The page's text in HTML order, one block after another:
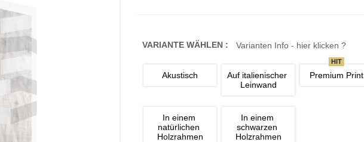
VARIANTE WÄHLEN : Varianten Info - hier klicken ?
Akustisch
Auf italienischer
Leinwand
Premium Print
HIT
In einem
natürlichen
Holzrahmen
In einem
schwarzen
Holzrahmen